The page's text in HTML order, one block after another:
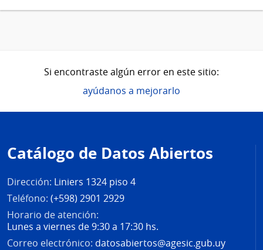
Si encontraste algún error en este sitio:
ayúdanos a mejorarlo
de
página
Catálogo de Datos Abiertos
Dirección: Liniers 1324 piso 4
Teléfono: (+598) 2901 2929
Horario de atención:
Lunes a viernes de 9:30 a 17:30 hs.
Correo electrónico: datosabiertos@agesic.gub.uy